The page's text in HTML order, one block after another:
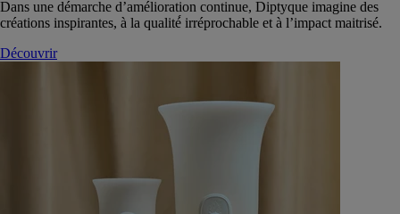
Dans une démarche d’amélioration continue, Diptyque imagine des
créations inspirantes, à la qualité́ irréprochable et à l’impact maitrisé.
Découvrir